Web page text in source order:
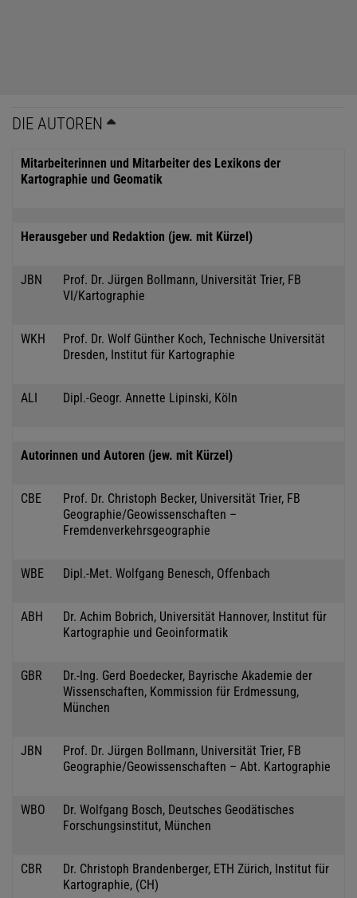
DIE AUTOREN
Mitarbeiterinnen und Mitarbeiter des Lexikons der
Kartographie und Geomatik
Herausgeber und Redaktion (jew. mit Kürzel)
JBN
Prof. Dr. Jürgen Bollmann, Universität Trier, FB
VI/Kartographie
WKH
Prof. Dr. Wolf Günther Koch, Technische Universität
Dresden, Institut für Kartographie
ALI Dipl.-Geogr. Annette Lipinski, Köln
Autorinnen und Autoren (jew. mit Kürzel)
CBE
Prof. Dr. Christoph Becker, Universität Trier, FB
Geographie/Geowissenschaften –
Fremdenverkehrsgeographie
WBE Dipl.-Met. Wolfgang Benesch, Offenbach
ABH
Dr. Achim Bobrich, Universität Hannover, Institut für
Kartographie und Geoinformatik
GBR
Dr.-Ing. Gerd Boedecker, Bayrische Akademie der
Wissenschaften, Kommission für Erdmessung,
München
JBN
Prof. Dr. Jürgen Bollmann, Universität Trier, FB
Geographie/Geowissenschaften – Abt. Kartographie
WBO
Dr. Wolfgang Bosch, Deutsches Geodätisches
Forschungsinstitut, München
CBR
Dr. Christoph Brandenberger, ETH Zürich, Institut für
Kartographie, (CH)